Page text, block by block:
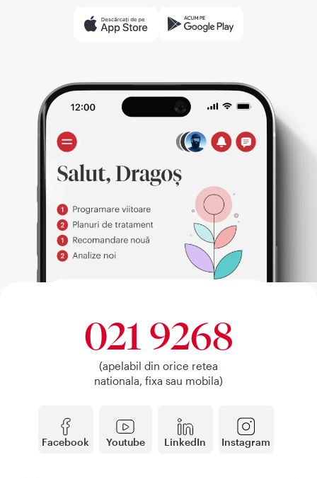
Facebook Youtube LinkedIn Instagram
021 9268
(apelabil din orice retea
nationala, fixa sau mobila)